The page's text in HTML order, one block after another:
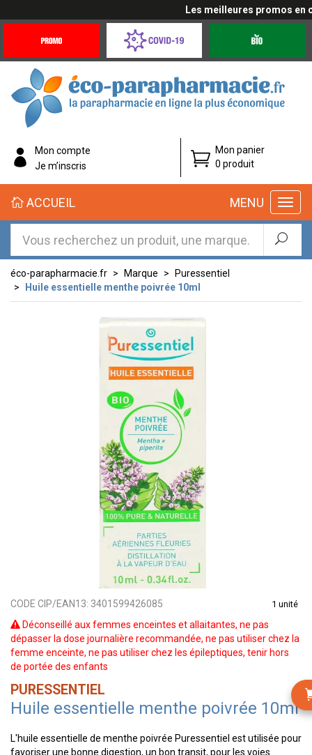
Les meilleures promos en
Offres
Coronavirus
éco-
parapharmacie.fr
éco-
parapharmacie.fr
Mon compte
Je m’inscris
Mon panier
0 produit
MENU
ACCUEIL
éco-parapharmacie.fr Marque
Puressentiel
Huile essentielle menthe poivrée 10ml
CODE CIP/EAN13: 3401599426085 1 unité
Déconseillé aux femmes enceintes et allaitantes, ne pas
dépasser la dose journalière recommandée, ne pas utiliser chez la
femme enceinte, ne pas utiliser chez les épileptiques, tenir hors
de portée des enfants
PURESSENTIEL
Huile essentielle menthe poivrée 10ml
L'huile essentielle de menthe poivrée Puressentiel est utilisée pour
favoriser une bonne digestion, un bon transit, pour les voies